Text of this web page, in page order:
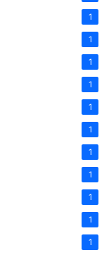
1
1
1
1
1
1
1
1
1
1
1